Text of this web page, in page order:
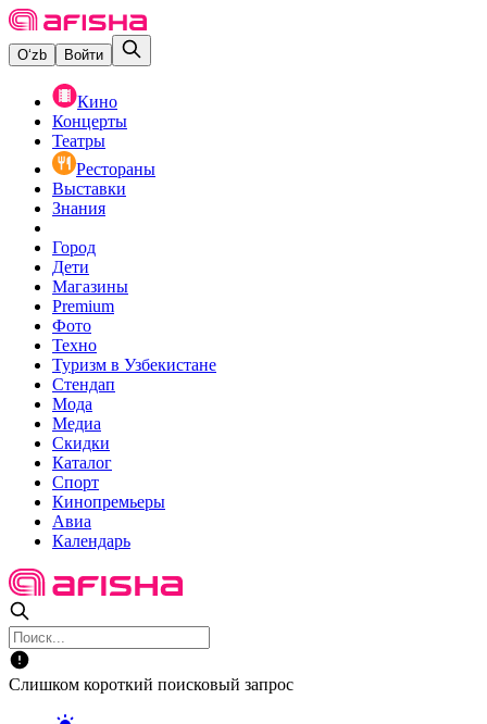
O‘zb Войти
Кино
Концерты
Театры
Рестораны
Выставки
Знания
Город
Дети
Магазины
Premium
Фото
Техно
Туризм в Узбекистане
Стендап
Мода
Медиа
Скидки
Каталог
Спорт
Кинопремьеры
Авиа
Календарь
Слишком короткий поисковый запрос